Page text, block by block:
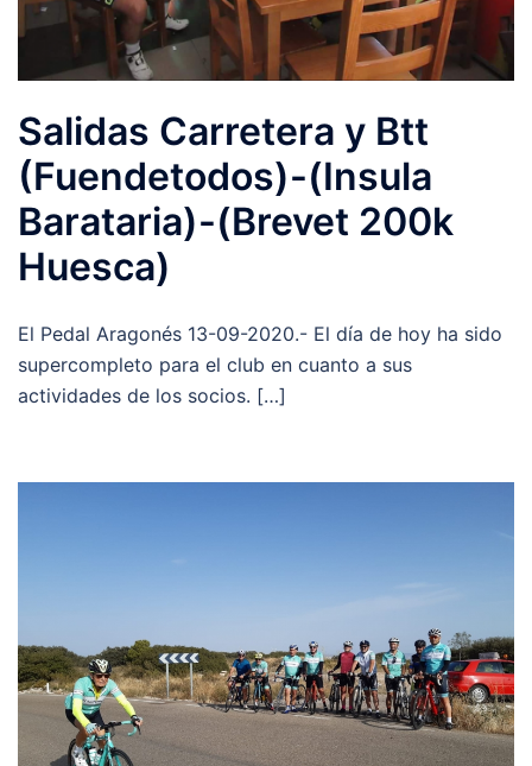
Salidas Carretera y Btt
(Fuendetodos)-(Insula
Barataria)-(Brevet 200k
Huesca)
El Pedal Aragonés 13-09-2020.- El día de hoy ha sido
supercompleto para el club en cuanto a sus
actividades de los socios. […]